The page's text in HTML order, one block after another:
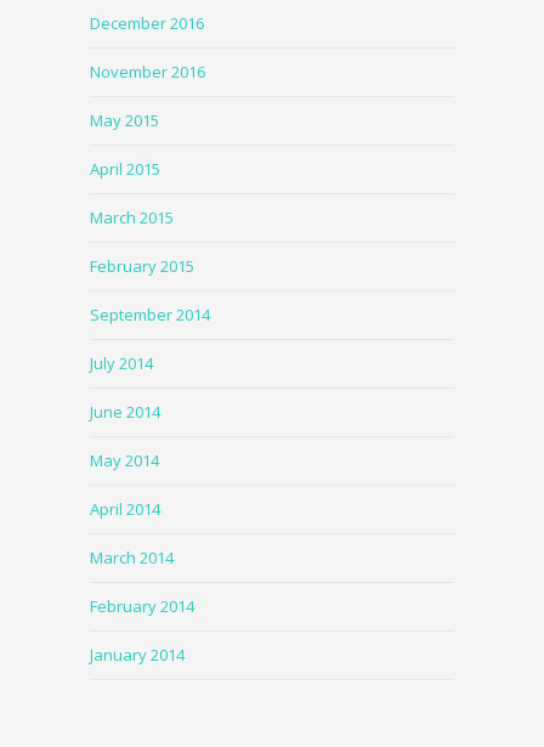
December 2016
November 2016
May 2015
April 2015
March 2015
February 2015
September 2014
July 2014
June 2014
May 2014
April 2014
March 2014
February 2014
January 2014